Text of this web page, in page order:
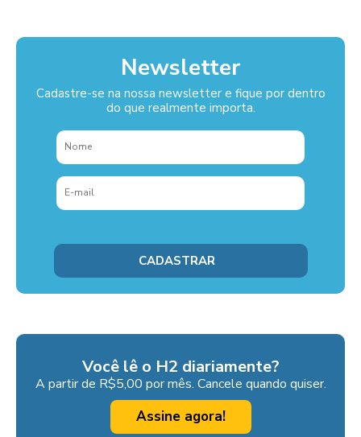
Newsletter
Cadastre-se na nossa newsletter e fique por dentro
do que realmente importa.
Você lê o H2 diariamente?
A partir de R$5,00 por mês. Cancele quando quiser.
Assine agora!